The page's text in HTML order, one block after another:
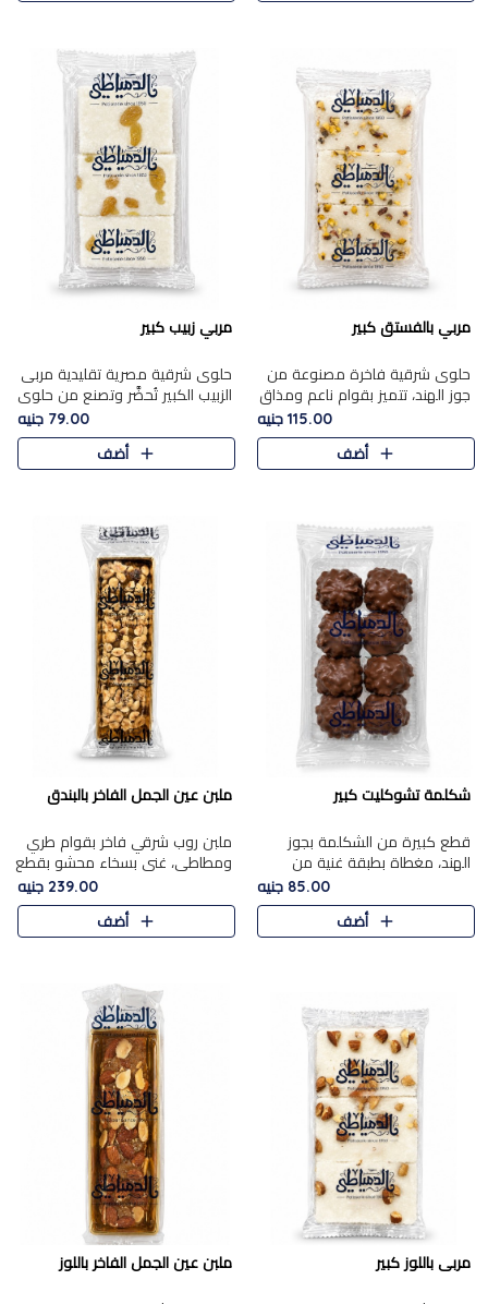
مربي بالفستق كبير
حلوى شرقية فاخرة مصنوعة من
جوز الهند، تتميز بقوام ناعم ومذاق
غني، وتزين بقطع من الفستق
الفاخر التي تضيف عليها قرمشة
115.00 جنيه
أضف
مربي زبيب كبير
حلوى شرقية مصرية تقليدية مربى
الزبيب الكبير تُحضَّر وتصنع من حلوي
جوز الهند باسد بقوام طري ومذاق
غني، وتُزين وتغطا بحبات الزبيب
الذهبي التي ..
79.00 جنيه
أضف
شكلمة تشوكليت كبير
قطع كبيرة من الشكلمة بجوز
الهند، مغطاة بطبقة غنية من
الشوكولاتة الفاخرة لتجمع بين
القوام الطري من الداخل مركز جوز
الهند المطاطي والمذاق الغن..
85.00 جنيه
أضف
ملبن عين الجمل الفاخر بالبندق
ملبن روب شرقي فاخر بقوام طري
ومطاطي، غني بسخاء محشو بقطع
عين الجمل والبندق المحمص التي
تضيف قرمشة مميزة مُرضية
ونكهة جوزية غنية في كل
239.00 جنيه
أضف
مربى باللوز كبير ملبن عين الجمل الفاخر باللوز